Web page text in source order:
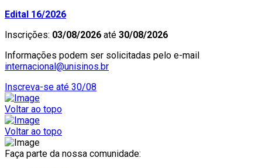
Edital 16/2026
Inscrições: 03/08/2026 até 30/08/2026
Informações podem ser solicitadas pelo e-mail
internacional@unisinos.br
Inscreva-se até 30/08
Voltar ao topo
Voltar ao topo
Faça parte da nossa comunidade: